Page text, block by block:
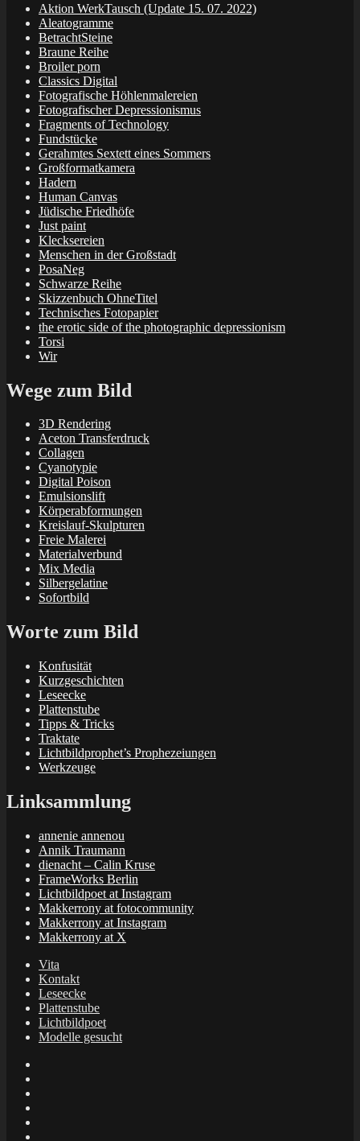
Aktion WerkTausch (Update 15. 07. 2022)
Aleatogramme
BetrachtSteine
Braune Reihe
Broiler porn
Classics Digital
Fotografische Höhlenmalereien
Fotografischer Depressionismus
Fragments of Technology
Fundstücke
Gerahmtes Sextett eines Sommers
Großformatkamera
Hadern
Human Canvas
Jüdische Friedhöfe
Just paint
Klecksereien
Menschen in der Großstadt
PosaNeg
Schwarze Reihe
Skizzenbuch OhneTitel
Technisches Fotopapier
the erotic side of the photographic depressionism
Torsi
Wir
Wege zum Bild
3D Rendering
Aceton Transferdruck
Collagen
Cyanotypie
Digital Poison
Emulsionslift
Körperabformungen
Kreislauf-Skulpturen
Freie Malerei
Materialverbund
Mix Media
Silbergelatine
Sofortbild
Worte zum Bild
Konfusität
Kurzgeschichten
Leseecke
Plattenstube
Tipps & Tricks
Traktate
Lichtbildprophet’s Prophezeiungen
Werkzeuge
Linksammlung
annenie annenou
Annik Traumann
dienacht – Calin Kruse
FrameWorks Berlin
Lichtbildpoet at Instagram
Makkerrony at fotocommunity
Makkerrony at Instagram
Makkerrony at X
Vita
Kontakt
Leseecke
Plattenstube
Lichtbildpoet
Modelle gesucht